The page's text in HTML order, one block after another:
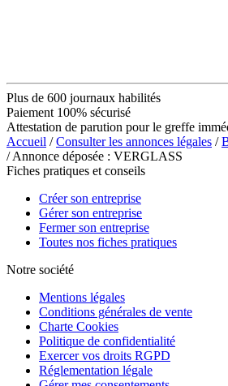
Plus de 600 journaux habilités
Paiement 100% sécurisé
Attestation de parution pour le greffe
Accueil /Consulter les annonces légales /
/ Annonce déposée : VERGLASS
Fiches pratiques et conseils
Créer son entreprise
Gérer son entreprise
Fermer son entreprise
Toutes nos fiches pratiques
Notre société
Mentions légales
Conditions générales de vente
Charte Cookies
Politique de confidentialité
Exercer vos droits RGPD
Réglementation légale